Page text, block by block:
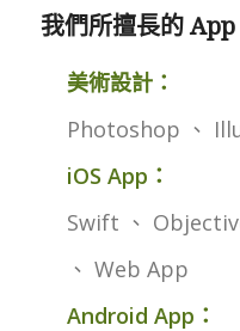
我們所擅長的
美術設計：
Photoshop 、
iOS App：
Swift 、
、 Web App
Android App：